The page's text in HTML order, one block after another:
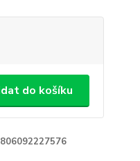
do košíku